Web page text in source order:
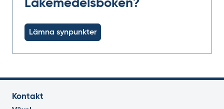
Läkemedelsboken?
Lämna synpunkter
Kontakt